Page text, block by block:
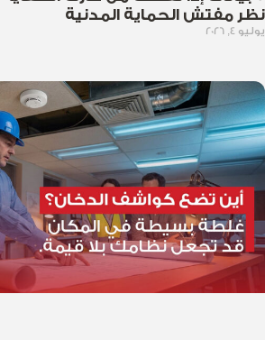
نظر مفتش الحماية المدنية
يوليو 4, 2026